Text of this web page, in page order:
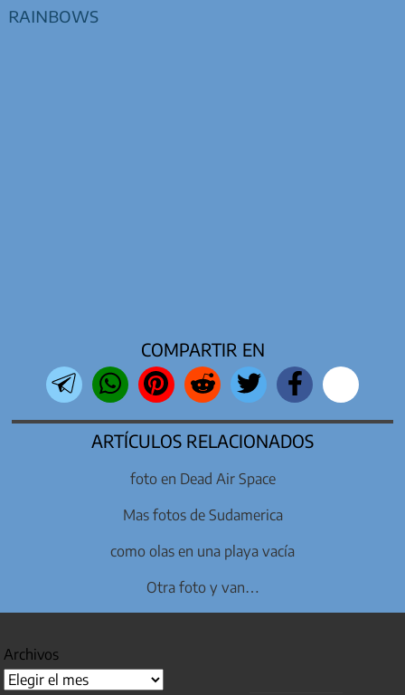
rainbows
COMPARTIR EN
ARTÍCULOS RELACIONADOS
foto en Dead Air Space
Mas fotos de Sudamerica
como olas en una playa vacía
Otra foto y van…
Archivos